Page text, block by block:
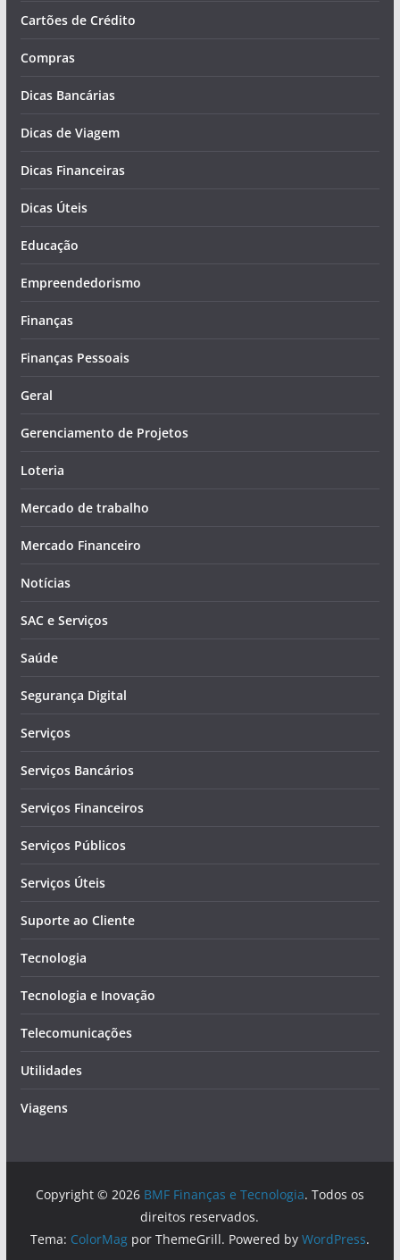
Cartões de Crédito
Compras
Dicas Bancárias
Dicas de Viagem
Dicas Financeiras
Dicas Úteis
Educação
Empreendedorismo
Finanças
Finanças Pessoais
Geral
Gerenciamento de Projetos
Loteria
Mercado de trabalho
Mercado Financeiro
Notícias
SAC e Serviços
Saúde
Segurança Digital
Serviços
Serviços Bancários
Serviços Financeiros
Serviços Públicos
Serviços Úteis
Suporte ao Cliente
Tecnologia
Tecnologia e Inovação
Telecomunicações
Utilidades
Viagens
Copyright © 2026 BMF Finanças e Tecnologia. Todos os
direitos reservados.
Tema: ColorMagpor ThemeGrill. Powered by WordPress.